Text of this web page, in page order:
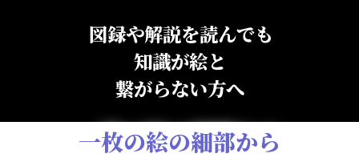
図録や解説を読んでも
知識が絵と
繋がらない方へ
一枚の絵の細部から